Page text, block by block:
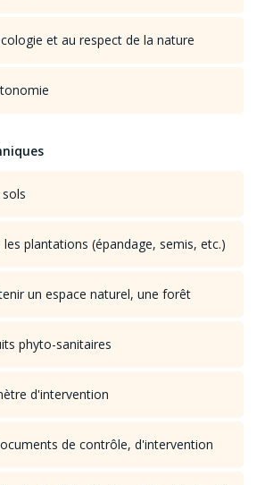
et au respect de la nature
les plantations (épandage, semis, etc.)
un espace naturel, une forêt
phyto-sanitaires
d'intervention
de contrôle, d'intervention